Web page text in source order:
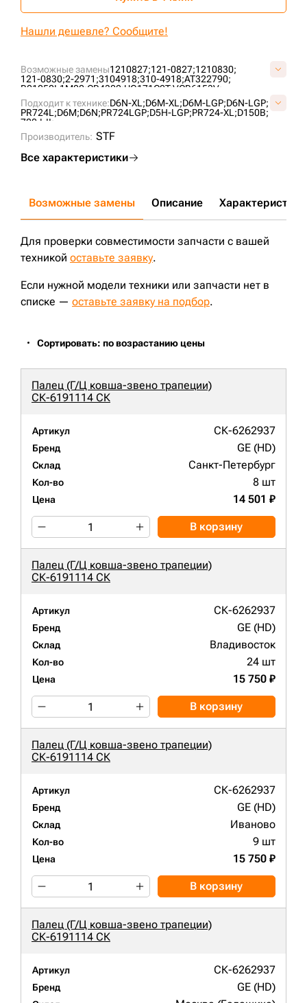
Возможные замены1210827;121-0827;1210830;
121-0830;2-2971;3104918;310-4918;AT322790;
B01050L1M00;CR4302;UG171C2T;VCR6153V;
Подходит к технике:D6N-XL;D6M-XL;D6M-LGP;D6N-LGP;
PR724L;D6M;D6N;PR724LGP;D5H-LGP;PR724-XL;D150B;
700J-II;
Производитель: STF
Все характеристики
Нашли дешевле? Сообщите!
Возможные замены Описание Характеристики
Для проверки совместимости запчасти с вашей
техникой оставьте заявку.
Если нужной модели техники или запчасти нет в
списке — оставьте заявку на подбор.
Сортировать: по возрастанию цены
Палец (Г/Ц ковша-звено трапеции)
СК-6191114 СК
Артикул СК-6262937
Бренд GE (HD)
Склад Санкт-Петербург
Кол-во 8 шт
Цена 14 501 ₽
В корзину
Палец (Г/Ц ковша-звено трапеции)
СК-6191114 СК
Артикул СК-6262937
Бренд GE (HD)
Склад Владивосток
Кол-во 24 шт
Цена 15 750 ₽
В корзину
Палец (Г/Ц ковша-звено трапеции)
СК-6191114 СК
Артикул СК-6262937
Бренд GE (HD)
Склад Иваново
Кол-во 9 шт
Цена 15 750 ₽
В корзину
Палец (Г/Ц ковша-звено трапеции)
СК-6191114 СК
Артикул СК-6262937
Бренд GE (HD)